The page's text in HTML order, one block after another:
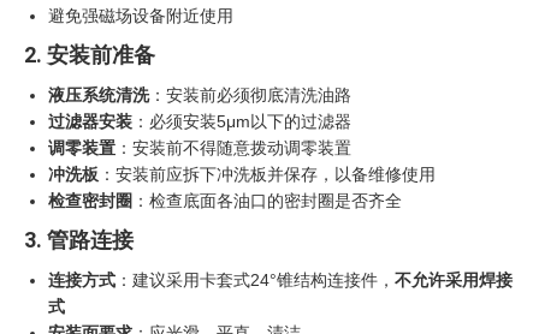
避免强磁场设备附近使用
2. 安装前准备
液压系统清洗：安装前必须彻底清洗油路
过滤器安装 ：必须安装5μm以下的过滤器
调零装置 ：安装前不得随意拨动调零装置
冲洗板 ：安装前应拆下冲洗板并保存，以备维修使用
检查密封圈 ：检查底面各油口的密封圈是否齐全
3. 管路连接
连接方式 ：建议采用卡套式24°锥结构连接件， 不允许采用焊接
式